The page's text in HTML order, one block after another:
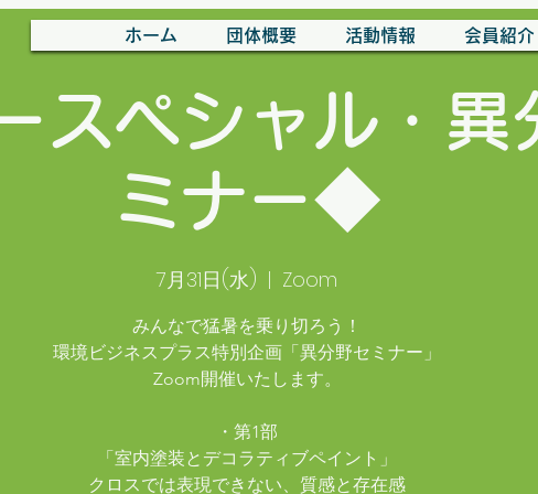
ホーム 団体概要 活動情報 会員紹介
スペシャル・異
ミナー◆
7月31日(水)
  |
Zoom
みんなで猛暑を乗り切ろう！
環境ビジネスプラス特別企画「異分野セミナー」
Zoom開催いたします。
・第1部
「室内塗装とデコラティブペイント」
クロスでは表現できない、質感と存在感